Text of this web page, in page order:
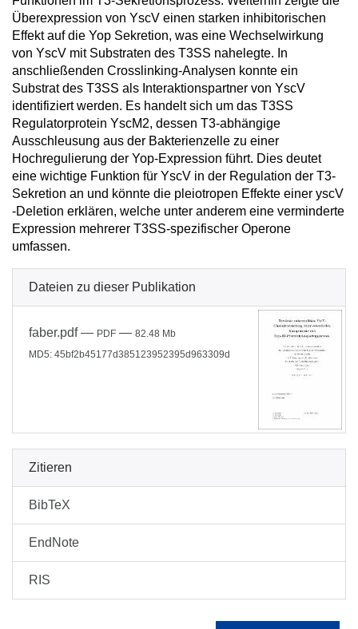
Überexpression von YscV einen starken inhibitorischen
Effekt auf die Yop Sekretion, was eine Wechselwirkung
von YscV mit Substraten des T3SS nahelegte. In
anschließenden Crosslinking-Analysen konnte ein
Substrat des T3SS als Interaktionspartner von YscV
identifiziert werden. Es handelt sich um das T3SS
Regulatorprotein YscM2, dessen T3-abhängige
Ausschleusung aus der Bakterienzelle zu einer
Hochregulierung der Yop-Expression führt. Dies deutet
eine wichtige Funktion für YscV in der Regulation der T3-
Sekretion an und könnte die pleiotropen Effekte einer yscV
-Deletion erklären, welche unter anderem eine verminderte
Expression mehrerer T3SS-spezifischer Operone
umfassen.
Dateien zu dieser Publikation
faber.pdf— PDF — 82.48 Mb
MD5: 45bf2b45177d385123952395d963309d
Zitieren
BibTeX
EndNote
RIS